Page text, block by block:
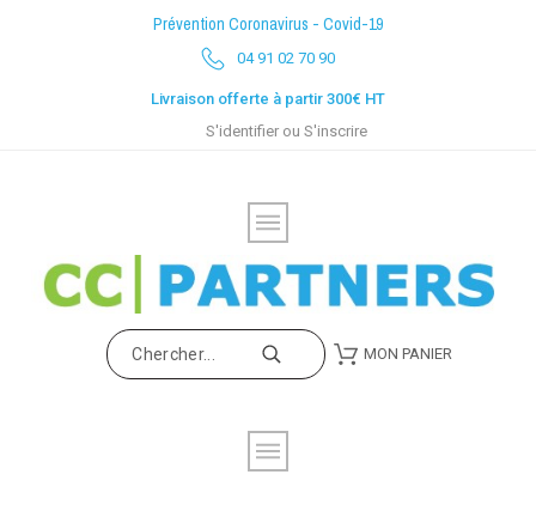
Prévention Coronavirus - Covid-19
04 91 02 70 90
Livraison offerte à partir 300€ HT
S'identifierou S'inscrire
MON PANIER